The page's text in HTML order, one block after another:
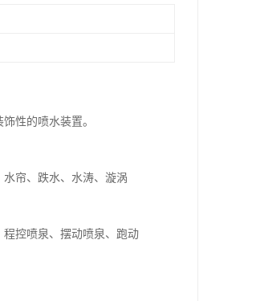
性的喷水装置。
帘、跌水、水涛、漩涡
控喷泉、摆动喷泉、跑动